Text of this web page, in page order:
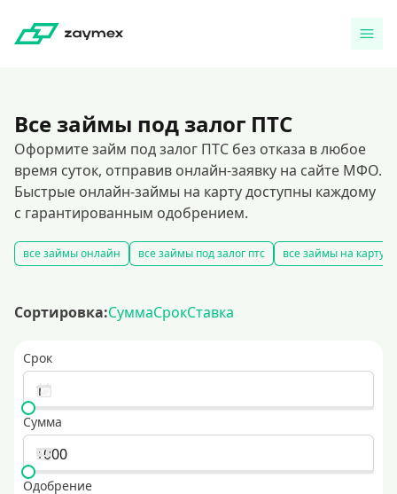
Все займы под залог ПТС
Оформите займ под залог ПТС без отказа в любое
время суток, отправив онлайн-заявку на сайте МФО.
Быстрые онлайн-займы на карту доступны каждому
с гарантированным одобрением.
все займы онлайн все займы под залог птс все займы на карту
Сортировка:СуммаСрокСтавка
Срок
Сумма
Одобрение